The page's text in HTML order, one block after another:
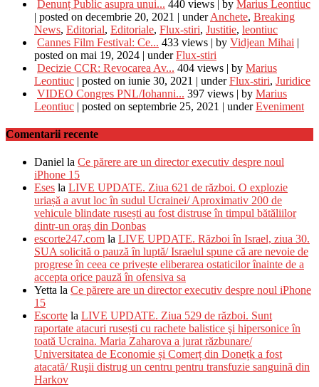
Denunț Public asupra unui... 440 views | by Marius Leontiuc
| posted on decembrie 20, 2021 | underAnchete, Breaking
News, Editorial, Editoriale, Flux-stiri, Justitie, leontiuc
Cannes Film Festival: Ce... 433 views | by Vidjean Mihai |
posted on mai 19, 2024 | underFlux-stiri
Decizie CCR: Revocarea Av... 404 views | by Marius
Leontiuc | posted on iunie 30, 2021 | underFlux-stiri, Juridice
VIDEO Congres PNL/Iohanni... 397 views | by Marius
Leontiuc | posted on septembrie 25, 2021 | underEveniment
Comentarii recente
Daniel la Ce părere are un director executiv despre noul
iPhone 15
Eses la LIVE UPDATE. Ziua 621 de război. O explozie
uriașă a avut loc în sudul Ucrainei/ Aproximativ 200 de
vehicule blindate rusești au fost distruse în timpul bătăliilor
dintr-un oraș din Donbas
escorte247.com la LIVE UPDATE. Război în Israel, ziua 30.
SUA solicită o pauză în luptă/ Israelul spune că are nevoie de
progrese în ceea ce privește eliberarea ostaticilor înainte de a
accepta orice pauză în ofensiva sa
Yetta la Ce părere are un director executiv despre noul iPhone
15
Escorte la LIVE UPDATE. Ziua 529 de război. Sunt
raportate atacuri rusești cu rachete balistice şi hipersonice în
toată Ucraina. Maria Zaharova a jurat răzbunare/
Universitatea de Economie și Comerț din Donețk a fost
atacată/ Ruşii distrug un centru pentru transfuzie sanguină din
Harkov